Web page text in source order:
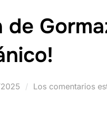
Los comentarios